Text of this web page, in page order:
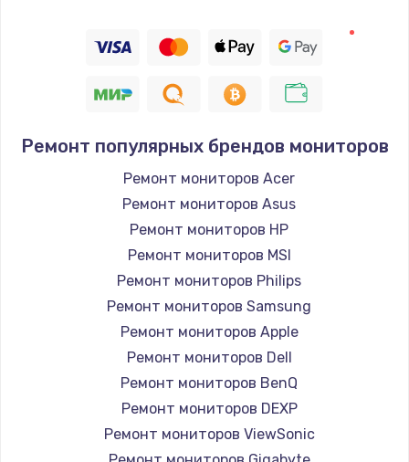
1400 руб.
Заказать
Восстановление цепи питания, пайка
880 руб.
Программный ремонт/прошивка
Заказать
Замена Bluetooth/Wi-Fi модуля
800 руб.
Заказать
Замена картридера
890 руб.
Ремонт популярных брендов мониторов
Ремонт мониторов Acer
Ремонт мониторов Asus
Ремонт мониторов HP
Ремонт мониторов MSI
Ремонт мониторов Philips
Ремонт мониторов Samsung
Ремонт мониторов Apple
Ремонт мониторов Dell
Ремонт мониторов BenQ
Ремонт мониторов DEXP
Ремонт мониторов ViewSonic